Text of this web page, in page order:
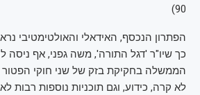
90)
הפתרון הנכסף, האידאלי והאולטימטיבי
כך שיו"ר 'דגל התורה', משה גפני, אף
הממשלה בחקיקת בזק של שני חוקי הפטור
לא קרה, כידוע, וגם תוכניות נוספות רבות